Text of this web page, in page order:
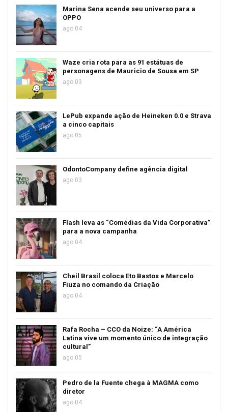
Marina Sena acende seu universo para a
OPPO
ago 04
Waze cria rota para as 91 estátuas de
personagens de Mauricio de Sousa em SP
ago 03
LePub expande ação de Heineken 0.0 e Strava
a cinco capitais
ago 05
OdontoCompany define agência digital
ago 03
Flash leva as “Comédias da Vida Corporativa”
para a nova campanha
ago 04
Cheil Brasil coloca Eto Bastos e Marcelo
Fiuza no comando da Criação
ago 04
Rafa Rocha – CCO da Noize: “A América
Latina vive um momento único de integração
cultural”
ago 05
Pedro de la Fuente chega à MAGMA como
diretor
ago 04